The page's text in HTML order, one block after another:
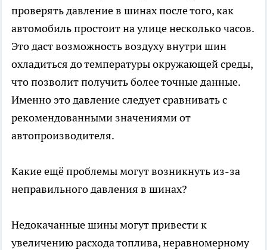
проверять давление в шинах после того, как
автомобиль простоит на улице несколько часов.
Это даст возможность воздуху внутри шин
охладиться до температуры окружающей среды,
что позволит получить более точные данные.
Именно это давление следует сравнивать с
рекомендованными значениями от
автопроизводителя.
Какие ещё проблемы могут возникнуть из-за
неправильного давления в шинах?
Недокачанные шины могут привести к
увеличению расхода топлива, неравномерному